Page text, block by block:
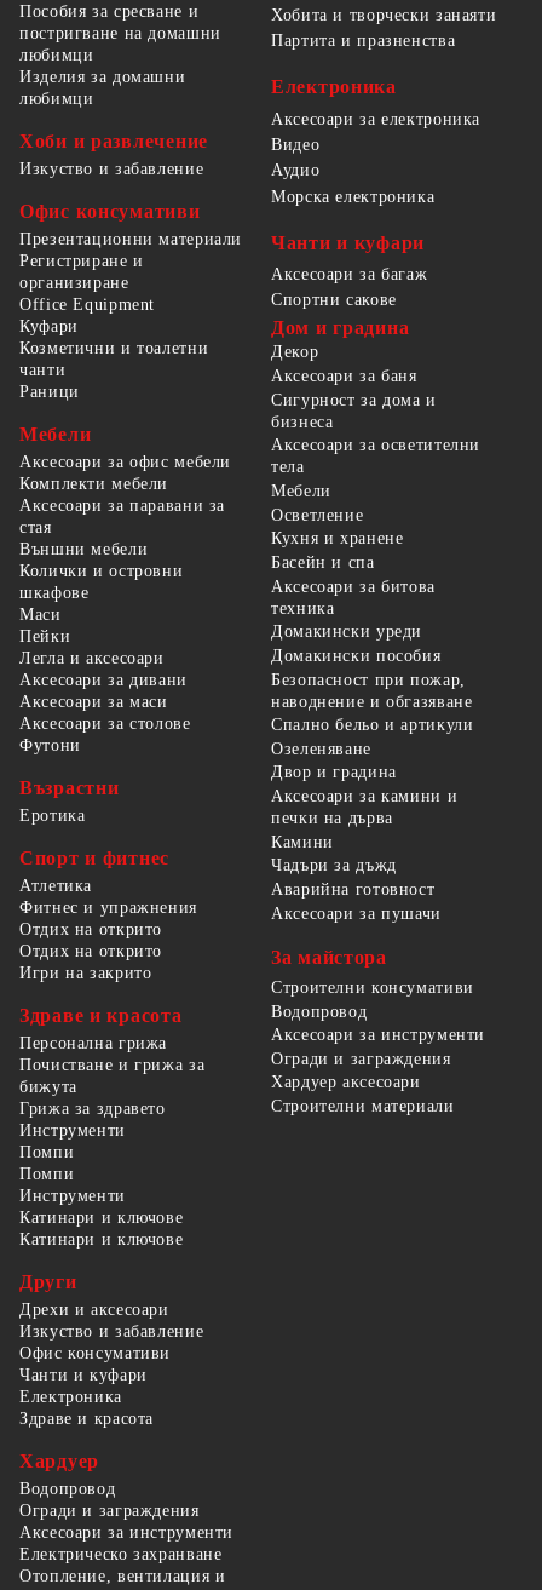
Пособия за сресване и
постригване на домашни
любимци
Изделия за домашни
любимци
Хоби и развлечение
Изкуство и забавление
Офис консумативи
Презентационни материали
Регистриране и
организиране
Office Equipment
Хобита и творчески занаяти
Партита и празненства
Електроника
Аксесоари за електроника
Видео
Аудио
Морска електроника
Чанти и куфари
Аксесоари за багаж
Спортни сакове
Куфари
Козметични и тоалетни
чанти
Раници
Мебели
Аксесоари за офис мебели
Комплекти мебели
Аксесоари за паравани за
стая
Външни мебели
Колички и островни
шкафове
Маси
Пейки
Легла и аксесоари
Аксесоари за дивани
Аксесоари за маси
Аксесоари за столове
Футони
Възрастни
Еротика
Спорт и фитнес
Атлетика
Фитнес и упражнения
Отдих на открито
Отдих на открито
Игри на закрито
Здраве и красота
Персонална грижа
Почистване и грижа за
бижута
Грижа за здравето
Дом и градина
Декор
Аксесоари за баня
Сигурност за дома и
бизнеса
Аксесоари за осветителни
тела
Мебели
Осветление
Кухня и хранене
Басейн и спа
Аксесоари за битова
техника
Домакински уреди
Домакински пособия
Безопасност при пожар,
наводнение и обгазяване
Спално бельо и артикули
Озеленяване
Двор и градина
Аксесоари за камини и
печки на дърва
Камини
Чадъри за дъжд
Аварийна готовност
Аксесоари за пушачи
За майстора
Строителни консумативи
Водопровод
Аксесоари за инструменти
Огради и заграждения
Хардуер аксесоари
Строителни материали
Инструменти
Помпи
Помпи
Инструменти
Катинари и ключове
Катинари и ключове
Други
Дрехи и аксесоари
Изкуство и забавление
Офис консумативи
Чанти и куфари
Електроника
Здраве и красота
Хардуер
Водопровод
Огради и заграждения
Аксесоари за инструменти
Електрическо захранване
Отопление, вентилация и